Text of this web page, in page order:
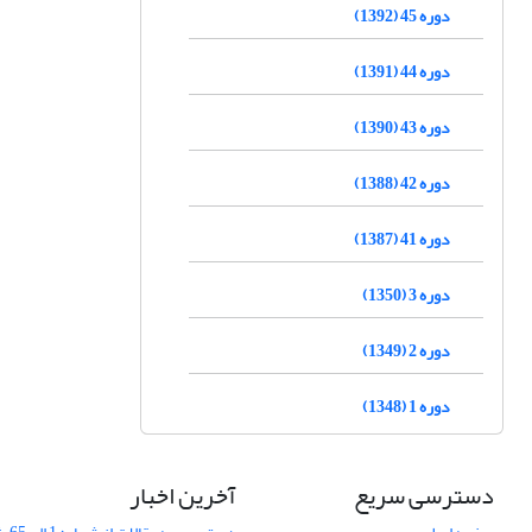
دوره 45 (1392)
دوره 44 (1391)
دوره 43 (1390)
دوره 42 (1388)
دوره 41 (1387)
دوره 3 (1350)
دوره 2 (1349)
دوره 1 (1348)
دسترسی سریع آخرین اخبار